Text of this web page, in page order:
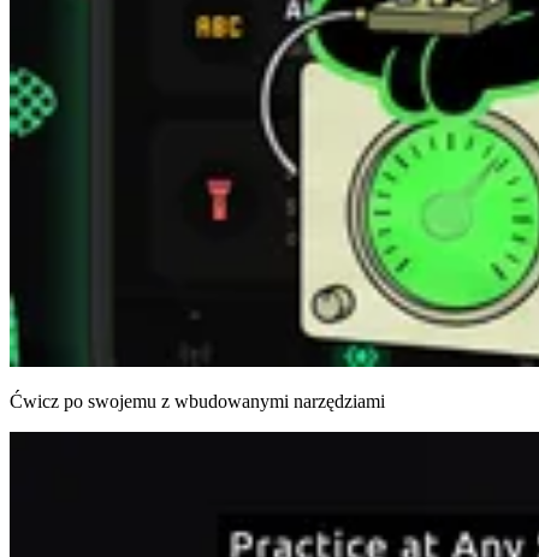
Ćwicz po swojemu z wbudowanymi narzędziami